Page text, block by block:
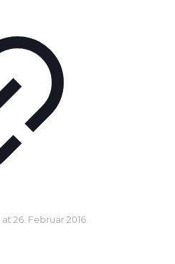
at 26. Februar 2016